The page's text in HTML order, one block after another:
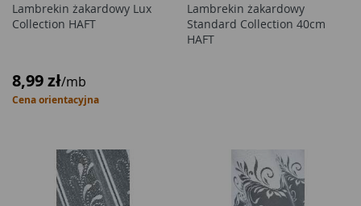
Lambrekin żakardowy Lux
Collection HAFT
8,99 zł/mb
Cena orientacyjna
Lambrekin żakardowy
Standard Collection 40cm
HAFT